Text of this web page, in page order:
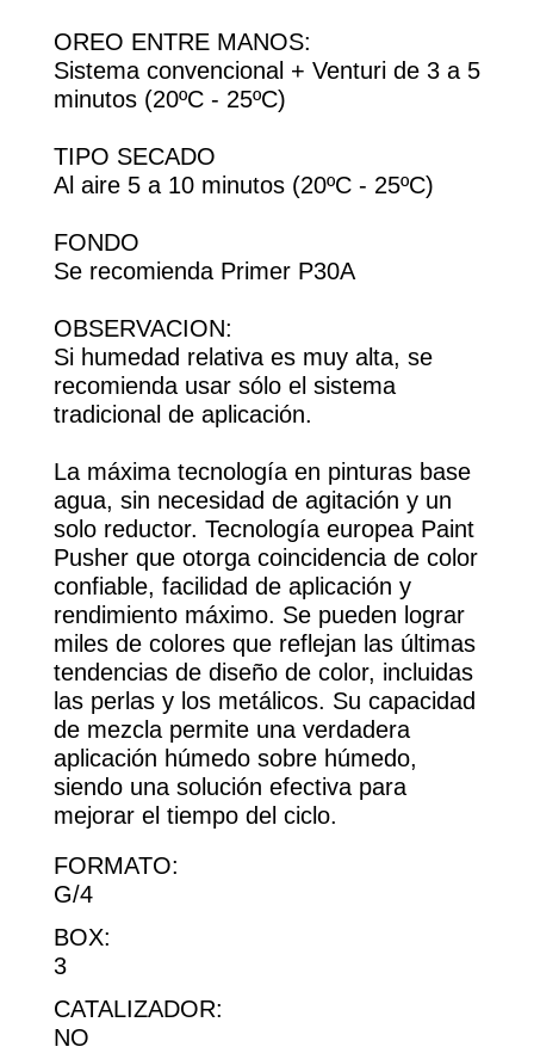
OREO ENTRE MANOS:
Sistema convencional + Venturi de 3 a 5
minutos (20ºC - 25ºC)
TIPO SECADO
Al aire 5 a 10 minutos (20ºC - 25ºC)
FONDO
Se recomienda Primer P30A
OBSERVACION:
Si humedad relativa es muy alta, se
recomienda usar sólo el sistema
tradicional de aplicación.
La máxima tecnología en pinturas base
agua, sin necesidad de agitación y un
solo reductor. Tecnología europea Paint
Pusher que otorga coincidencia de color
confiable, facilidad de aplicación y
rendimiento máximo. Se pueden lograr
miles de colores que reflejan las últimas
tendencias de diseño de color, incluidas
las perlas y los metálicos. Su capacidad
de mezcla permite una verdadera
aplicación húmedo sobre húmedo,
siendo una solución efectiva para
mejorar el tiempo del ciclo.
FORMATO:
G/4
BOX:
3
CATALIZADOR:
NO